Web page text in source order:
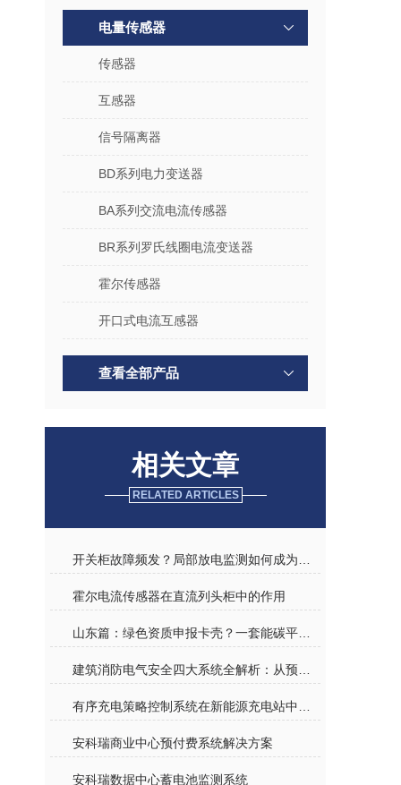
电量传感器
传感器
互感器
信号隔离器
BD系列电力变送器
BA系列交流电流传感器
BR系列罗氏线圈电流变送器
霍尔传感器
开口式电流互感器
查看全部产品
相关文章
RELATED ARTICLES
霍尔电流传感器在直流列头柜中的作用
安科瑞商业中心预付费系统解决方案
安科瑞数据中心蓄电池监测系统